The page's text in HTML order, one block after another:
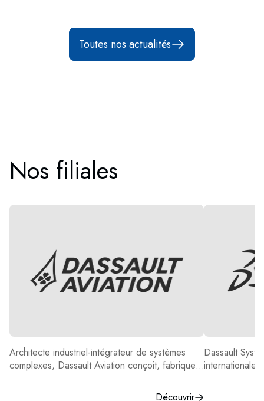
Toutes nos actualités
Nos filiales
Dassault Aviation
Architecte industriel-intégrateur de systèmes
complexes, Dassault Aviation conçoit, fabrique,
Découvrir
Dassault
Dassault
internationale